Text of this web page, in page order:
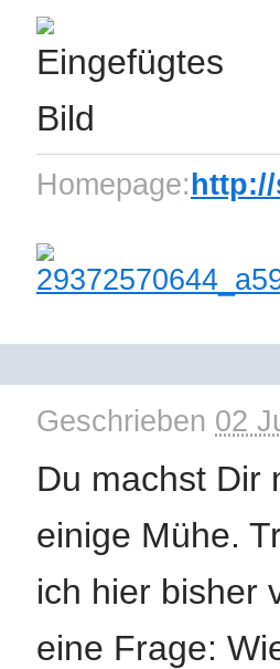
Homepage:
Geschrieben 02
Du machst Dir
einige Mühe.
ich hier bisher
eine Frage: